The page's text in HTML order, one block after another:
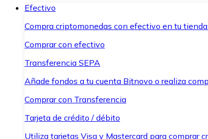
Efectivo
Compra criptomonedas con efectivo en tu
Comprar con efectivo
Transferencia SEPA
Añade fondos a tu cuenta Bitnovo o realiza
Comprar con Transferencia
Tarjeta de crédito / débito
Utiliza tarjetas Visa y Mastercard para comprar